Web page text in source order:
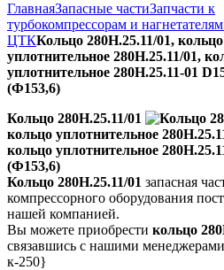
ГлавнаяЗапасные частиЗапчасти к
турбокомпрессорам и
ЦТККольцо 280Н.25.11/01, кольцо
уплотнительное 280Н.25.11/01,
уплотнительное 280Н.25.11-01
(Ф153,6)
Кольцо 280Н.25.11/01
кольцо уплотнительное
кольцо уплотнительное
(Ф153,6)
Кольцо 280Н.25.11/01 запасная
компрессорного оборудования
нашей компанией.
Вы можете приобрести кольцо
связавшись с нашими
к-250}